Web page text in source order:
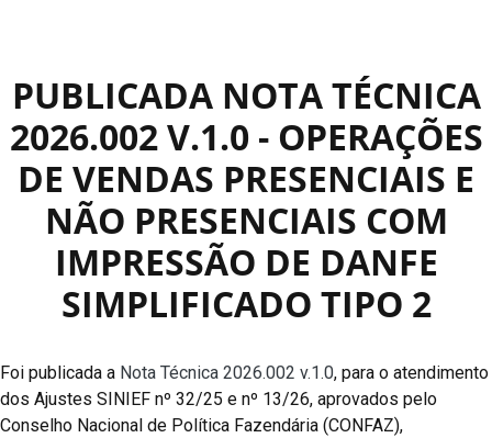
PUBLICADA NOTA TÉCNICA
2026.002 V.1.0 - OPERAÇÕES
DE VENDAS PRESENCIAIS E
NÃO PRESENCIAIS COM
IMPRESSÃO DE DANFE
SIMPLIFICADO TIPO 2
Foi publicada a Nota Técnica 2026.002 v.1.0, para o atendimento
dos Ajustes SINIEF nº 32/25 e nº 13/26, aprovados pelo
Conselho Nacional de Política Fazendária (CONFAZ),